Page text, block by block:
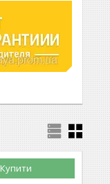
Купити